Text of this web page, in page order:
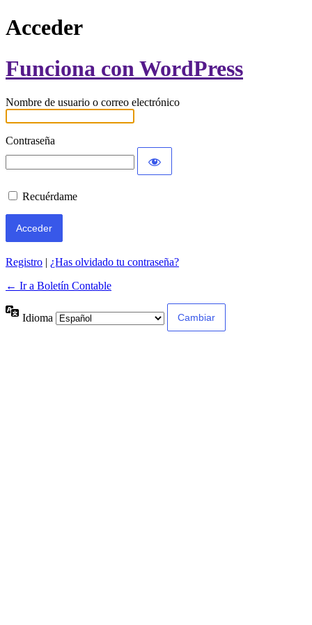
Acceder
Funciona con WordPress
Nombre de usuario o correo electrónico
Contraseña
Recuérdame
Registro | ¿Has olvidado tu contraseña?
← Ir a Boletín Contable
Idioma